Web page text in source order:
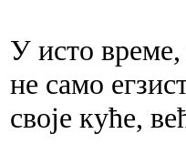
У исто
не само
своје куће,